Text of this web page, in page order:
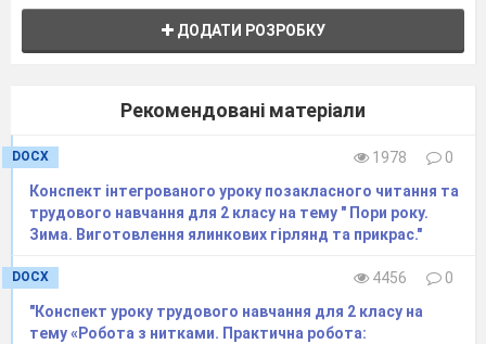
ДОДАТИ РОЗРОБКУ
Рекомендовані матеріали
DOCX 1978
0
Конспект інтегрованого уроку позакласного читання та
трудового навчання для 2 класу на тему " Пори року.
Зима. Виготовлення ялинкових гірлянд та прикрас."
DOCX 4456
0
"Конспект уроку трудового навчання для 2 класу на
тему «Робота з нитками. Практична робота: